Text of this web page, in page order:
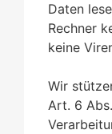
Daten
Rechner
keine
Wir
Art. 6